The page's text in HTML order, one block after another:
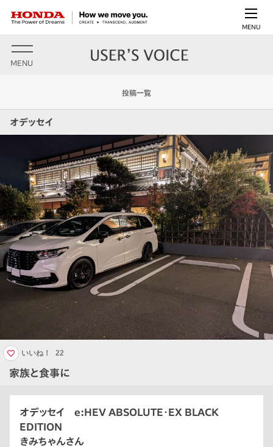
MENU
MENU
投稿一覧
オデッセイ
家族と食事に
いいね！ 22
オデッセイ e:HEV ABSOLUTE・EX BLACK
EDITION
きみちゃんさん